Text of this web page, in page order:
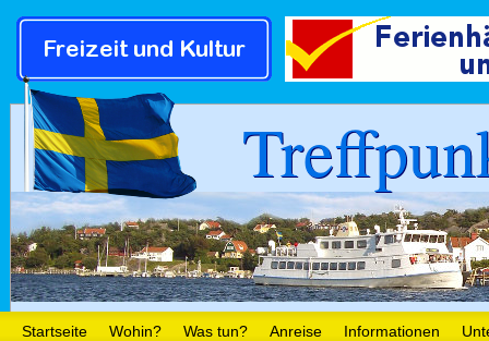
Startseite Wohin? Was tun? Anreise Informationen